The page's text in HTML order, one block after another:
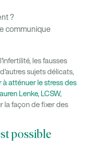
?
communique
les fausses
sujets délicats,
atténuer le stress des
Lenke, LCSW,
la façon de fixer des
possible